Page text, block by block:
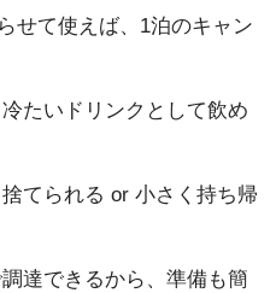
せて使えば、1泊のキャン
たいドリンクとして飲め
てられる or 小さく持ち帰
達できるから、準備も簡